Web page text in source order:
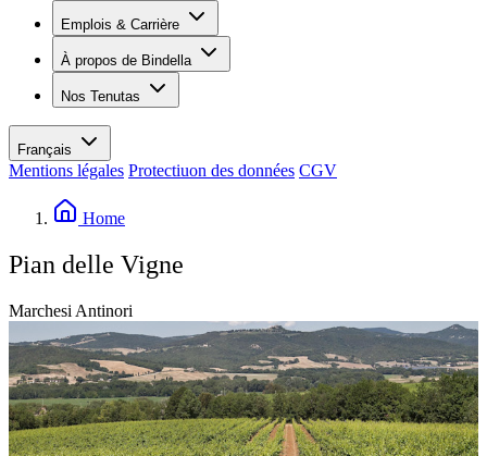
Savoir sur le vin
Emplois & Carrière
Postes vacants
Apprenants
Vos avantages
Valeurs
Personne de contact
À propos de Bindella
Vue d’ensemble
Histoire
Médias
Les Moby Dicks
Contacts
Durabilité
Nos Tenutas
Tenuta Vergaia
Français
Mentions légales Protectiuon des données CGV
Home
Pian delle Vigne
Marchesi Antinori